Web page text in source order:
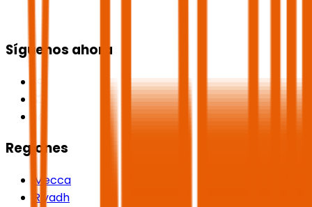
Síguenos ahora
Regiones
Mecca
Riyadh